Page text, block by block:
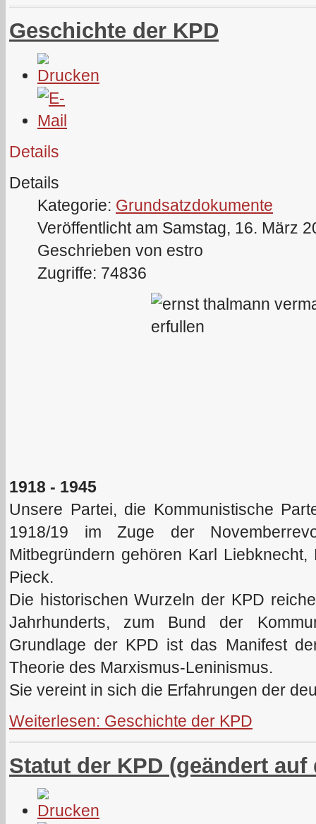
Geschichte der KPD
Details
Details
Kategorie: Grundsatzdokumente
Veröffentlicht am Samstag, 16. März
Geschrieben von estro
Zugriffe: 74836
1918 - 1945
Unsere Partei, die Kommunistische
1918/19 im Zuge der
Mitbegründern gehören Karl
Pieck.
Die historischen Wurzeln der KPD
Jahrhunderts, zum Bund der
Grundlage der KPD ist das Manifest
Theorie des Marxismus-Leninismus.
Sie vereint in sich die Erfahrungen der
Weiterlesen: Geschichte der KPD
Statut der KPD (geändert auf